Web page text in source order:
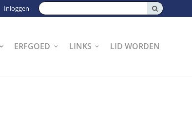
Zoeken:
Inloggen
ERFGOED LINKS LID WORDEN